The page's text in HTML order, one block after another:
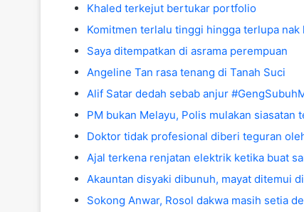
Khaled terkejut bertukar portfolio
Komitmen terlalu tinggi hingga terlupa nak
Saya ditempatkan di asrama perempuan
Angeline Tan rasa tenang di Tanah Suci
Alif Satar dedah sebab anjur
PM bukan Melayu, Polis mulakan siasatan
Doktor tidak profesional diberi teguran
Ajal terkena renjatan elektrik ketika buat
Akauntan disyaki dibunuh, mayat ditemui
Sokong Anwar, Rosol dakwa masih setia